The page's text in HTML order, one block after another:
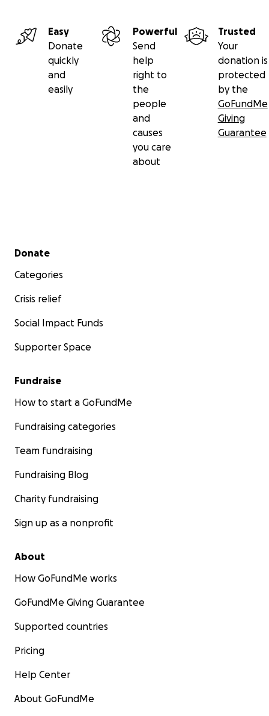
Easy
Donate
quickly
and
easily
Powerful
Send
help
right to
the
people
and
causes
you care
about
Trusted
Your
donation is
protected
by the
GoFundMe
Giving
Guarantee
Secondary menu
Donate
Categories
Crisis relief
Social Impact Funds
Supporter Space
Fundraise
How to start a GoFundMe
Fundraising categories
Team fundraising
Fundraising Blog
Charity fundraising
Sign up as a nonprofit
About
How GoFundMe works
GoFundMe Giving Guarantee
Supported countries
Pricing
Help Center
About GoFundMe